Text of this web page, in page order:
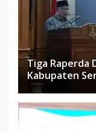
Tiga Raperda
Kabupaten